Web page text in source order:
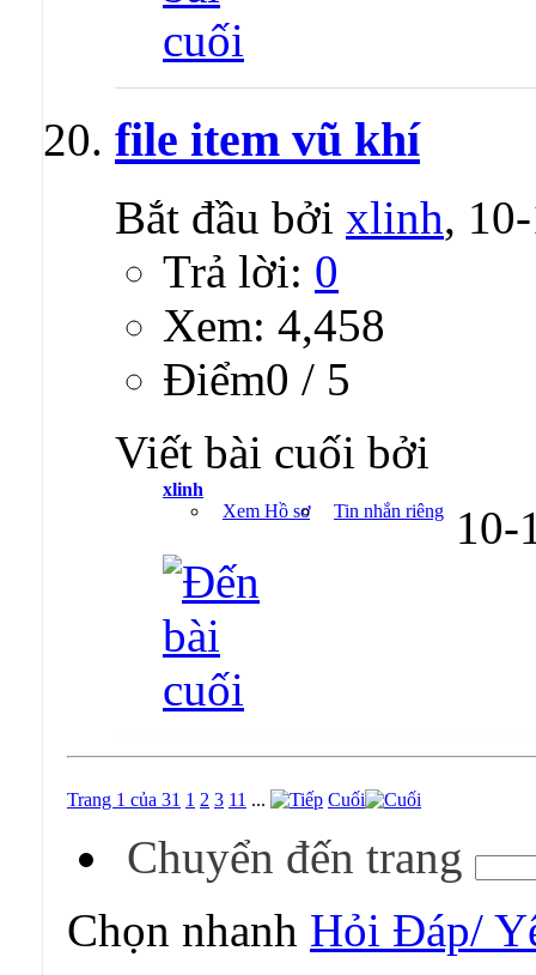
file item vũ khí
Bắt đầu bởi xlinh,
Trả lời: 0
Xem: 4,458
Ðiểm0 / 5
Viết bài cuối bởi
xlinh
Xem Hồ sơ
Tin nhắn riêng
Trang 1 của 31 1 2 3 11 ... Cuối
Chuyển đến trang
Chọn nhanh Hỏi Đáp/